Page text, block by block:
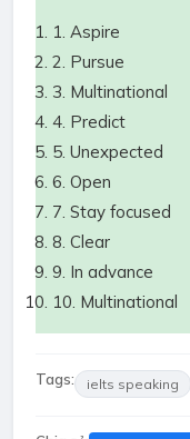
1. Aspire
2. Pursue
3. Multinational
4. Predict
5. Unexpected
6. Open
7. Stay focused
8. Clear
9. In advance
10. Multinational
Tags: ielts speaking